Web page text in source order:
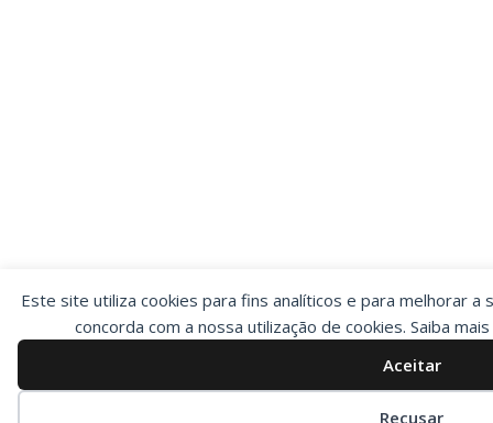
Este site utiliza cookies para fins analíticos e para melhorar a
concorda com a nossa utilização de cookies. Saiba
Aceitar
Recusar